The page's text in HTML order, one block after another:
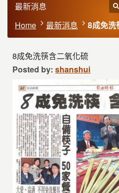
最新消息
Home
最新消息 8成免洗
8成免洗筷含二氧化硫
Posted by: shanshui